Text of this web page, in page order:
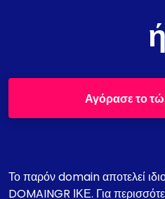
ή
Αγόρασε το
Το παρόν domain αποτελεί
DOMAINGR ΙΚΕ. Για